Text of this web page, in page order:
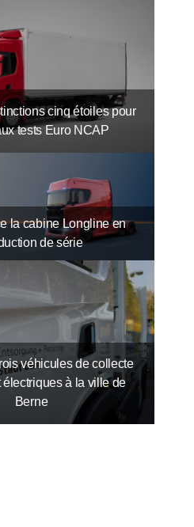
cinq étoiles pour
tests Euro NCAP
la cabine Longline en
de série
véhicules de collecte
électriques à la ville de
Berne